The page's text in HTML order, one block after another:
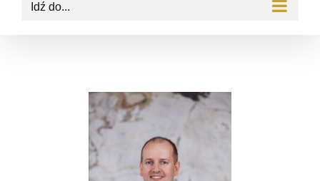
Idź do...